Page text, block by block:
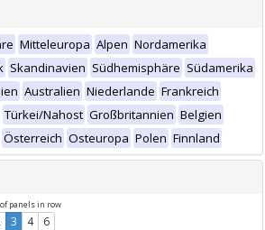
Mitteleuropa Alpen Nordamerika
Skandinavien Südhemisphäre Südamerika
Australien Niederlande Frankreich
Türkei/Nahost Großbritannien Belgien
Österreich Osteuropa Polen Finnland
panels in row
3 4 6